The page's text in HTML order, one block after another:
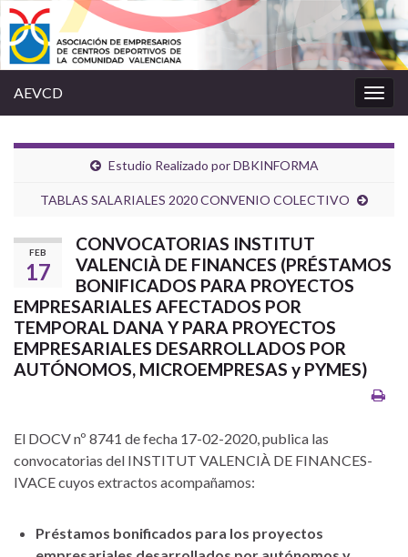
la
AEVCD
Estudio Realizado por DBKINFORMA
TABLAS SALARIALES 2020 CONVENIO COLECTIVO
FEB
17
CONVOCATORIAS INSTITUT
VALENCIÀ DE FINANCES (PRÉSTAMOS
BONIFICADOS PARA PROYECTOS
EMPRESARIALES AFECTADOS POR
TEMPORAL DANA Y PARA PROYECTOS
EMPRESARIALES DESARROLLADOS POR
AUTÓNOMOS, MICROEMPRESAS y PYMES)
El DOCV nº 8741 de fecha 17-02-2020, publica las
convocatorias del INSTITUT VALENCIÀ DE FINANCES-
IVACE cuyos extractos acompañamos:
Préstamos bonificados para los proyectos